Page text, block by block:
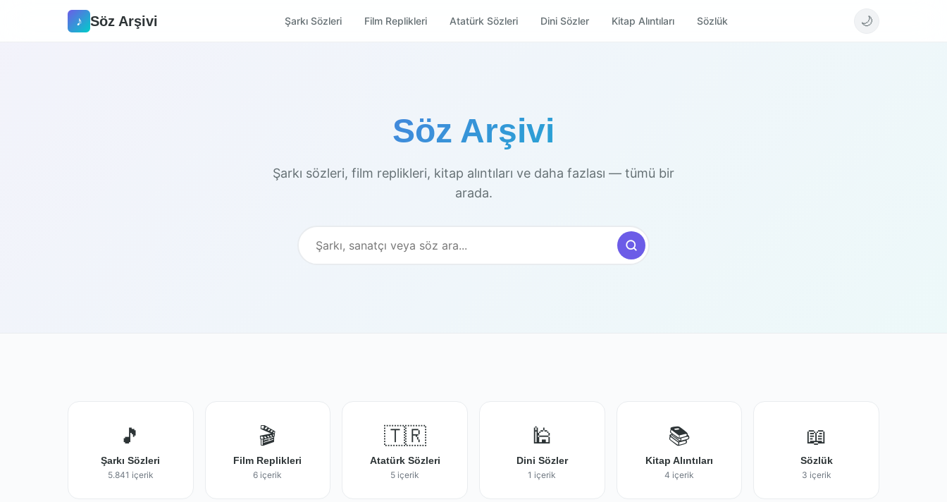
♪ Söz Arşivi Şarkı Sözleri Film Replikleri Atatürk Sözleri Dini Sözler Kitap Alıntıları Sözlük 🌙
Söz Arşivi
Şarkı sözleri, film replikleri, kitap alıntıları ve daha fazlası — tümü bir
arada.
🎵
Şarkı Sözleri
5.841 içerik
🎬
Film Replikleri
6 içerik
🇹🇷
Atatürk Sözleri
5 içerik
🕌
Dini Sözler
1 içerik
📚
Kitap Alıntıları
4 içerik
📖
Sözlük
3 içerik